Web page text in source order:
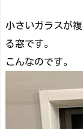
小さいガラスが
る窓です。
こんなのです。